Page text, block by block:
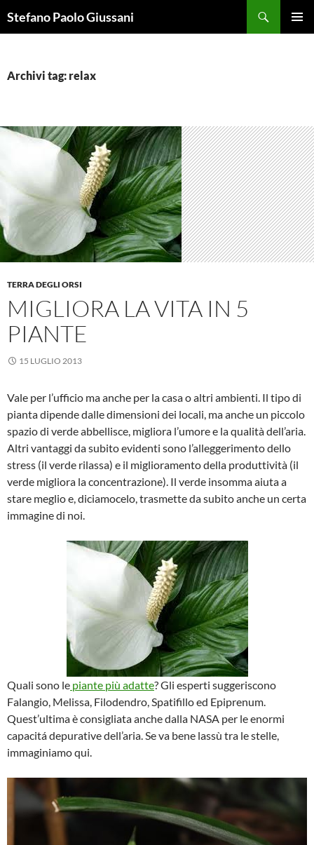
alStefano Paolo Giussani
Archivi tag: relax
TERRA DEGLI ORSI
MIGLIORA LA VITA IN 5
PIANTE
15 LUGLIO 2013
Vale per l’ufficio ma anche per la casa o altri ambienti. Il tipo di
pianta dipende dalle dimensioni dei locali, ma anche un piccolo
spazio di verde abbellisce, migliora l’umore e la qualità dell’aria.
Altri vantaggi da subito evidenti sono l’alleggerimento dello
stress (il verde rilassa) e il miglioramento della produttività (il
verde migliora la concentrazione). Il verde insomma aiuta a
stare meglio e, diciamocelo, trasmette da subito anche un certa
immagine di noi.
Quali sono le piante più adatte? Gli esperti suggeriscono
Falangio, Melissa, Filodendro, Spatifillo ed Epiprenum.
Quest’ultima è consigliata anche dalla NASA per le enormi
capacitá depurative dell’aria. Se va bene lassù tra le stelle,
immaginiamo qui.